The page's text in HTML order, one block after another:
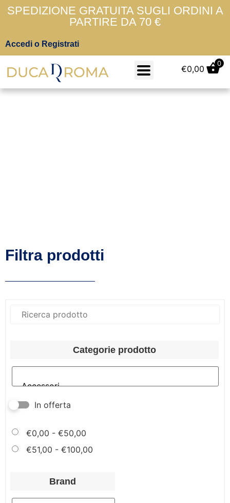
SPEDIZIONE GRATUITA SUGLI ORDINI A
PARTIRE DA 70 €
Accedi o Registrati
€0,00
0
Filtra prodotti
Categorie prodotto
In offerta
€0,00 - €50,00
€51,00 - €100,00
Brand